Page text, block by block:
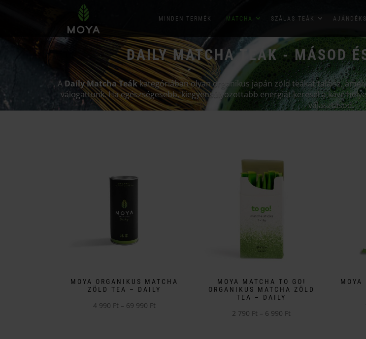
MINDEN TERMÉK MATCHA SZÁLAS TEÁK
DAILY MATCHA TEÁK - MÁSOD
A Daily Matcha Teákkategóriában olyan organikus japán zöld teákat találsz,
válogattunk. Ha egészségesebb, kiegyensúlyozottabb energiát keresel a kávé
választásod.
MOYA ORGANIKUS MATCHA
ZÖLD TEA – DAILY
4 990 Ft – 69 990 Ft
MOYA MATCHA TO GO!
ORGANIKUS MATCHA ZÖLD
TEA – DAILY
2 790 Ft – 6 990 Ft
MOYA